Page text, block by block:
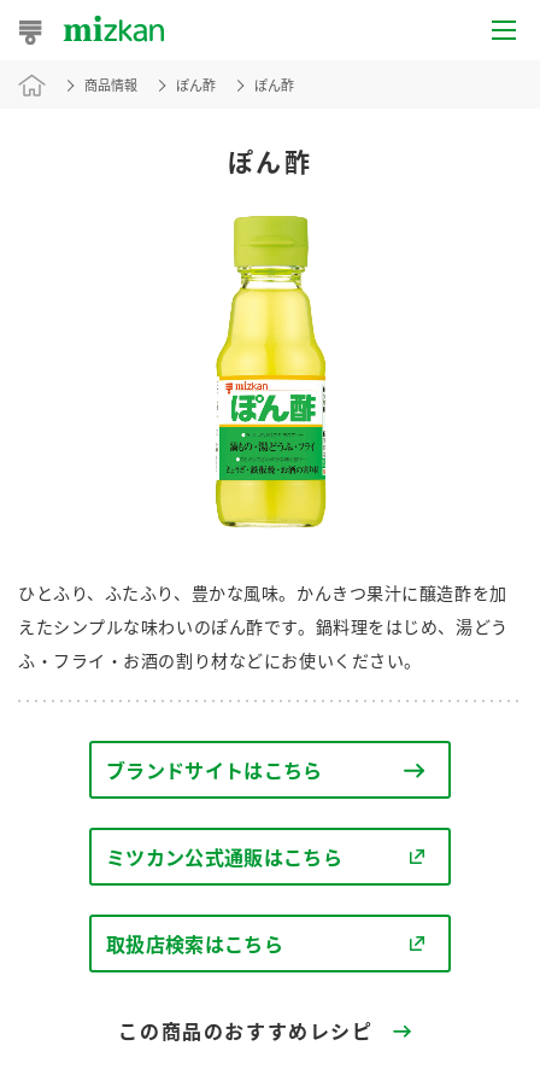
おうちレシピ
酢 調味酢
みりん風・料理酒 鍋用調味料
スープ 中華
新商品一覧
キャンペーン情報
ブランド・スペシャルサイト
ブランド・スペシャルサイト トップ
商品ブランドサイト
Fibee（ファイビー）
カンタン酢
ミツカングループについて
企業理念
ミツカンを知る
商品情報 ぽん酢 ぽん酢
ぽん酢
ひとふり、ふたふり、豊かな風味。かんきつ果汁に醸造酢を加
えたシンプルな味わいのぽん酢です。鍋料理をはじめ、湯どう
ふ・フライ・お酒の割り材などにお使いください。
ブランドサイトはこちら
ミツカン公式通販はこちら
取扱店検索はこちら
この商品のおすすめレシピ